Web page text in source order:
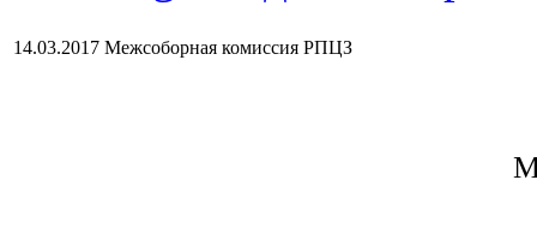
14.03.2017 Межсоборная комиссия РПЦЗ
Межсоборная